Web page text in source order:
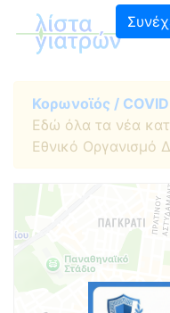
Κορωνοϊός /
Εδώ όλα τα νέα
Εθνικό Οργανισμό